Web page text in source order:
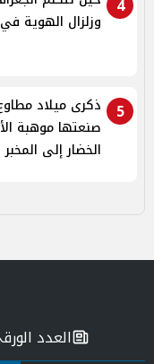
وزلزال الهوية
5
ذكرى ميلاد
صنعتها موهبة
الخضار إلى المخبر
العدد